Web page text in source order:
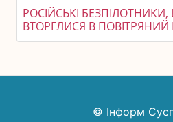
РОСІЙСЬКІ
ВТОРГЛИСЯ В
© Інформ